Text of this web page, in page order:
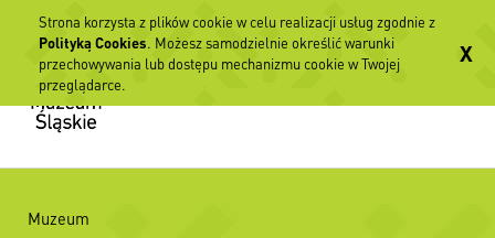
Muzeum
Strona korzysta z plików cookie w celu realizacji usług zgodnie z
Polityką Cookies. Możesz samodzielnie określić warunki
przechowywania lub dostępu mechanizmu cookie w Twojej
przeglądarce.
X